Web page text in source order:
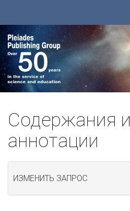
Содержания и
аннотации
ИЗМЕНИТЬ ЗАПРОС